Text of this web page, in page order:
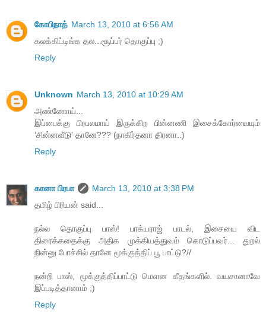
கோபிநாத் March 13, 2010 at 6:56 AM
கலக்கிட்டிங்க தல...சூப்பர் தொகுப்பு ;)
Reply
Unknown March 13, 2010 at 10:29 AM
அண்ணோய்...
இப்பைக்கு பிரபலமாய் இருக்கிற பின்னணி இசைக்கோர்வையும்
‘சின்னவீடு' தானே??? (நாகிர்தனா திரனா..)
Reply
கானா பிரபா
March 13, 2010 at 3:38 PM
தமிழ் பிரியன் said...
நல்ல தொகுப்பு பாஸ்! பாக்யராஜ் பாடல், இசையை விட
திரைக்கதைக்கு அதிக முக்கியத்துவம் கொடுப்பவர்... துறல்
நின்னு போச்சில் தானே மூக்குத்திப் பூ பாட்டு?//
நன்றி பாஸ், மூக்குத்திப்பாட்டு மெளன கீதங்களில். வயசானாவே
இப்படித்தானாம் ;)
Reply